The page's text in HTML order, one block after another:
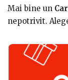
Mai bine un
nepotrivit.